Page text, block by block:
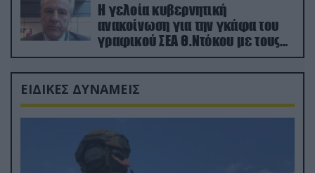
Η γελοία κυβερνητική
ανακοίνωση για την γκάφα του
γραφικού ΣΕΑ Θ.Ντόκου με τους
Ρώσους φαρσέρ
ΕΙΔΙΚΕΣ ΔΥΝΑΜΕΙΣ